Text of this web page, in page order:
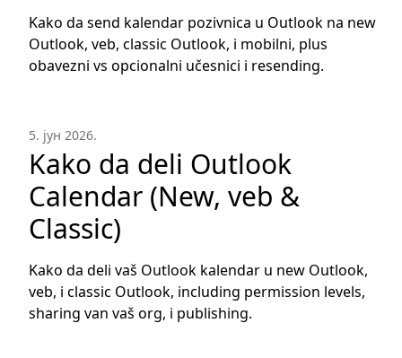
Kako da send kalendar pozivnica u Outlook na new
Outlook, veb, classic Outlook, i mobilni, plus
obavezni vs opcionalni učesnici i resending.
5. јун 2026.
Kako da deli Outlook
Calendar (New, veb &
Classic)
Kako da deli vaš Outlook kalendar u new Outlook,
veb, i classic Outlook, including permission levels,
sharing van vaš org, i publishing.